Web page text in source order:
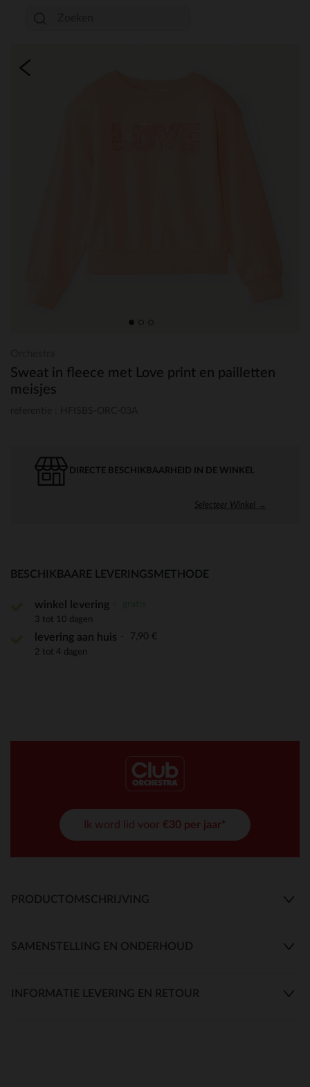
Sweat in fleece met Love print en pailletten
meisjes
DIRECTE BESCHIKBAARHEID IN DE WINKEL
Selecteer Winkel →
BESCHIKBAARE LEVERINGSMETHODE
winkel levering
3 tot 10 dagen
levering aan huis 7,90 €
2 tot 4 dagen
Ik word lid voor €30 per jaar*
PRODUCTOMSCHRIJVING
SAMENSTELLING EN ONDERHOUD
INFORMATIE LEVERING EN RETOUR